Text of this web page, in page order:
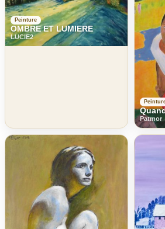
Peinture
OMBRE ET LUMIERE
LUCIE2
Patmor